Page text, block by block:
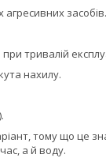
агресивних засобів.
тривалій
нахилу.
тому що це
а й воду.